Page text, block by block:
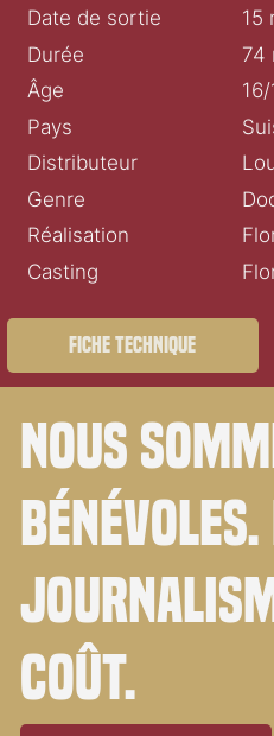
Date de sortie
15
Durée
74
Âge
Pays
Distributeur
Genre
Réalisation
Casting
Fiche technique
Nous
coût.